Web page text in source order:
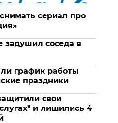
сериал про
задушил соседа в
график работы
праздники
свои
и лишились 4